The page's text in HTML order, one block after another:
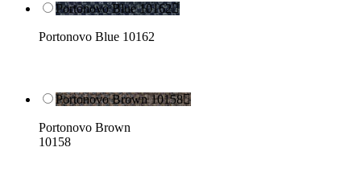
Portonovo Blue 10162
Portonovo Blue 10162
Portonovo Brown 10158
Portonovo Brown
10158